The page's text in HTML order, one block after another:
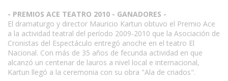
- PREMIOS ACE TEATRO 2010 - GANADORES -
El dramaturgo y director Mauricio Kartun obtuvo el Premio Ace
a la actividad teatral del período 2009-2010 que la Asociación de
Cronistas del Espectáculo entregó anoche en el teatro El
Nacional. Con más de 35 años de fecunda actividad en que
alcanzó un centenar de lauros a nivel local e internacional,
Kartun llegó a la ceremonia con su obra "Ala de criados".